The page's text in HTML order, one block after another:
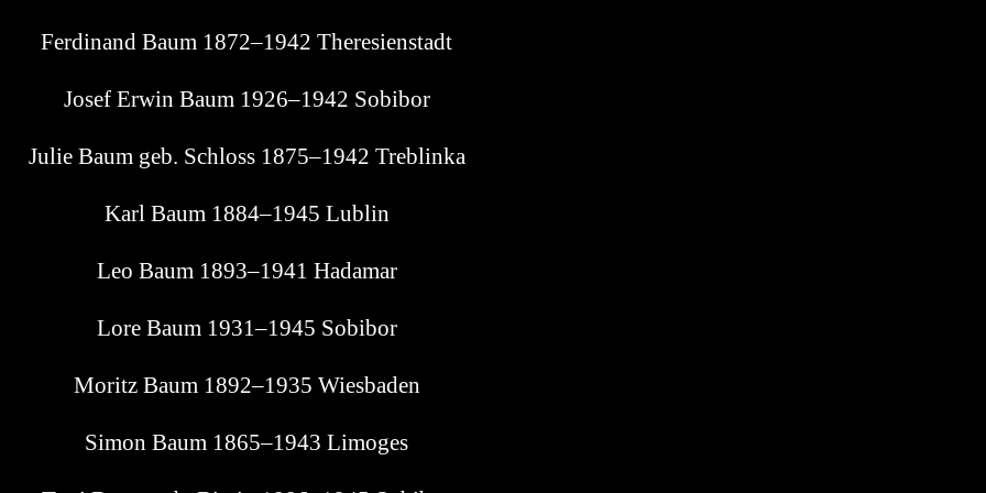
Fer­di­nand Baum 1872–1942 Theresienstadt
Josef Erwin Baum 1926–1942 Sobibor
Julie Baum geb. Schloss 1875–1942 Treblinka
Karl Baum 1884–1945 Lublin
Leo Baum 1893–1941 Hadamar
Lore Baum 1931–1945 Sobibor
Moritz Baum 1892–1935 Wiesbaden
Simon Baum 1865–1943 Limoges